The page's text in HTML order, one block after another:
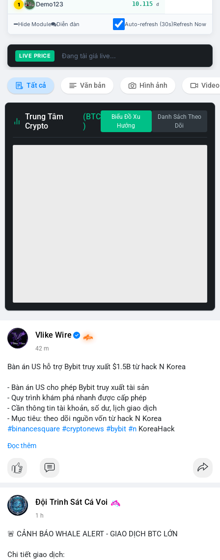
1 Demo123 10.115 đ
Hide Module Diễn đàn Auto-refresh (30s)Refresh Now
LIVE PRICE Đang tải giá live...
Tất cả Văn bản Hình ảnh Video
Trung Tâm
Crypto
(BTC
)
Biểu Đồ Xu
Hướng
Danh Sách Theo
Dõi
Vlike Wire
42 m
Bàn án US hỗ trợ Bybit truy xuất $1.5B từ hack N Korea
- Bàn án US cho phép Bybit truy xuất tài sản
- Quy trình khám phá nhanh được cấp phép
- Cần thông tin tài khoản, số dư, lịch giao dịch
- Mục tiêu: theo dõi nguồn vốn từ hack N Korea
#binancesquare #cryptonews #bybit #n KoreaHack
$btc $eth
#vlikevn #titanbot
Đọc thêm
Đội Trinh Sát Cá Voi
1 h
🚨 CẢNH BÁO WHALE ALERT - GIAO DỊCH BTC LỚN
Chi tiết giao dịch: